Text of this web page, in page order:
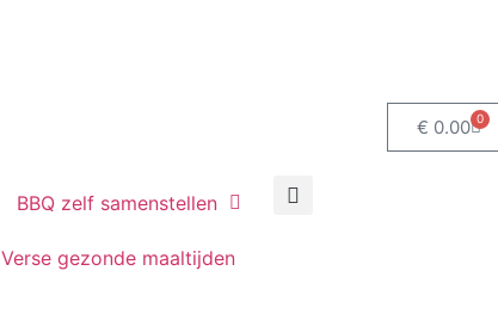
€ 0.00 0
BBQ zelf samenstellen
Verse gezonde maaltijden